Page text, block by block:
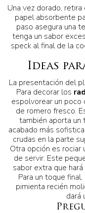
Una vez dorado,
papel absorbente
paso asegura una
tenga un sabor
speck al final de la
Ideas
La presentación del
Para decorar los
espolvorear un poco
de romero fresco.
también aporta un
acabado más
crudas en la parte
Otra opción es rociar
de servir. Este
sabor extra que
Para un toque
pimienta recién
dará